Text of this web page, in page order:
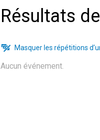
Résultats
Masquer les répétitions
Aucun événement.